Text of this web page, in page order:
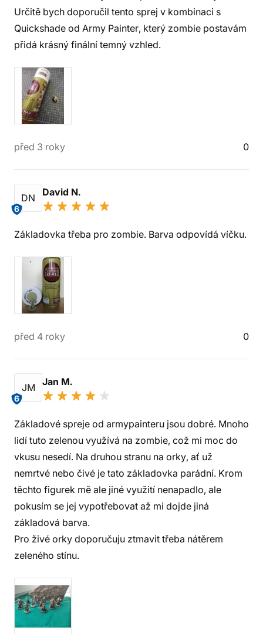
Určitě bych doporučil tento sprej v kombinaci s
Quickshade od Army Painter, který zombie postavám
přidá krásný finální temný vzhled.
před 3 roky 0
DN
6
David N.
Základovka třeba pro zombie. Barva odpovídá víčku.
před 4 roky 0
JM
6
Jan M.
Základové spreje od armypainteru jsou dobré. Mnoho
lidí tuto zelenou využívá na zombie, což mi moc do
vkusu nesedí. Na druhou stranu na orky, ať už
nemrtvé nebo čivé je tato základovka parádní. Krom
těchto figurek mě ale jiné využití nenapadlo, ale
pokusím se jej vypotřebovat až mi dojde jiná
základová barva.
Pro živé orky doporučuju ztmavit třeba nátěrem
zeleného stínu.